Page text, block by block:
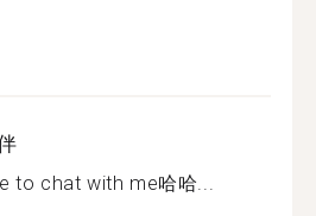
to chat with me哈哈...